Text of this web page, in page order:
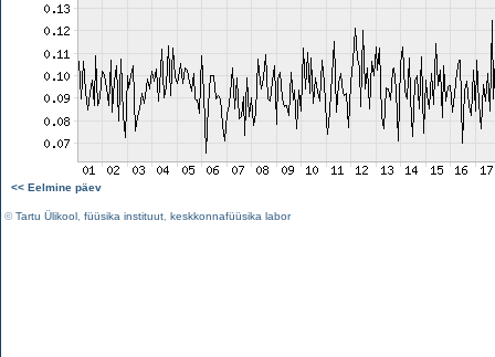
<< Eelmine päev
©Tartu Ülikool füüsika instituut keskkonnafüüsika labor